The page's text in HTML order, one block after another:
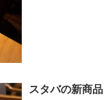
スタバの新商